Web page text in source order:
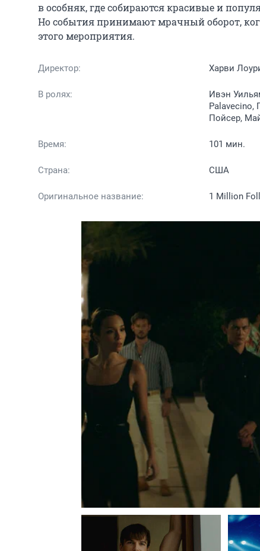
в особняк, где собираются красивые и
Но события принимают мрачный оборот,
этого мероприятия.
Директор: Харви
В ролях:
Ивэн
Palavecino,
Пойсер,
Время: 101 мин.
Страна: США
Оригинальное название: 1 Million